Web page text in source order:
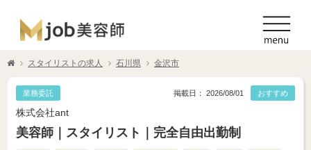
スタイリストの求人 石川県 金沢市
業務委託 おすすめ
掲載日： 2026/08/01
株式会社ant
美容師｜スタイリスト｜完全自由出勤制